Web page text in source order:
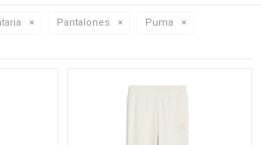
Pantalones Puma